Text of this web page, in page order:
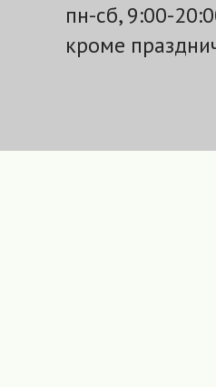
пн-сб, 9:00-
кроме